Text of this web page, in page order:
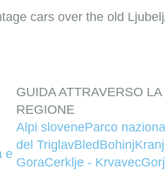
cars over the old
e
GUIDA ATTRAVERSO LA
REGIONE
Alpi sloveneParco
del TriglavBledBohinj
GoraCerklje - Krvavec